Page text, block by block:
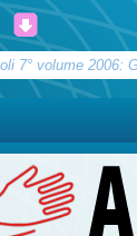
7° volume 2006: